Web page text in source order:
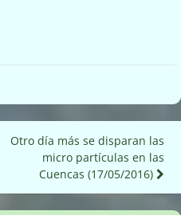
Otro día más se disparan las
micro partículas en las
Cuencas (17/05/2016)